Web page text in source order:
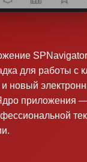
для работы с
новый
приложения —